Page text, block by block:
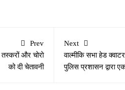
Prev
और चोरो
को दी चेतावनी
Next
वाल्मीकि सभा हेड
पुलिस प्रशासन द्वारा